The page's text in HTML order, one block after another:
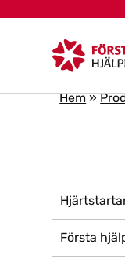
Hem»
Första